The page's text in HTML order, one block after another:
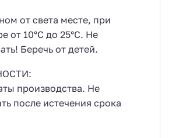
от света месте, при
от 10°С до 25°С. Не
Беречь от детей.
производства. Не
после истечения срока